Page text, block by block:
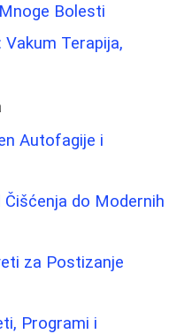
Bolesti
Terapija,
Autofagije i
do Modernih
za Postizanje
Programi i